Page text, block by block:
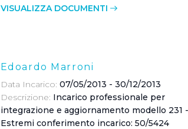
VISUALIZZA DOCUMENTI
Edoardo Marroni
Data Incarico: 07/05/2013 - 30/12/2013
Descrizione: Incarico professionale per
integrazione e aggiornamento modello 231 -
Estremi conferimento incarico: 50/5424